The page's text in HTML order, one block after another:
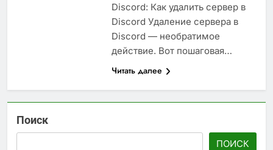
Discord: Как удалить сервер в
Discord Удаление сервера в
Discord — необратимое
действие. Вот пошаговая…
Читать далее
Поиск
ПОИСК